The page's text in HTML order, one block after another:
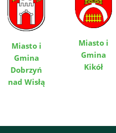
Miasto i
Gmina
Dobrzyń
nad Wisłą
Miasto i
Gmina
Kikół